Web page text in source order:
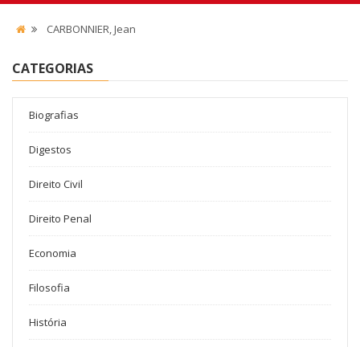
CARBONNIER, Jean
CATEGORIAS
Biografias
Digestos
Direito Civil
Direito Penal
Economia
Filosofia
História